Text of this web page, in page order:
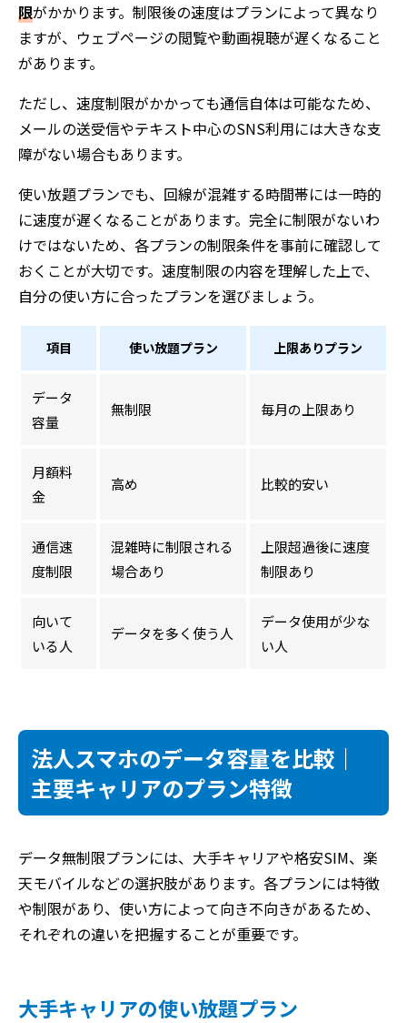
限がかかります。制限後の速度はプランによって異なり
ますが、ウェブページの閲覧や動画視聴が遅くなること
があります。
ただし、速度制限がかかっても通信自体は可能なため、
メールの送受信やテキスト中心のSNS利用には大きな支
障がない場合もあります。
使い放題プランでも、回線が混雑する時間帯には一時的
に速度が遅くなることがあります。完全に制限がないわ
けではないため、各プランの制限条件を事前に確認して
おくことが大切です。速度制限の内容を理解した上で、
自分の使い方に合ったプランを選びましょう。
項目 使い放題プラン 上限ありプラン
データ
容量
無制限 毎月の上限あり
月額料
金
高め 比較的安い
通信速
度制限
混雑時に制限される
場合あり
上限超過後に速度
制限あり
向いて
いる人
データを多く使う人
データ使用が少な
い人
法人スマホのデータ容量を比較｜
主要キャリアのプラン特徴
データ無制限プランには、大手キャリアや格安SIM、楽
天モバイルなどの選択肢があります。各プランには特徴
や制限があり、使い方によって向き不向きがあるため、
それぞれの違いを把握することが重要です。
大手キャリアの使い放題プラン